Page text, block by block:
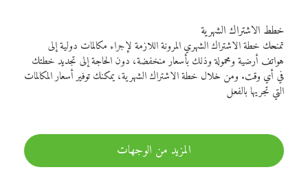
خطط الاشتراك الشهرية
تمنحك خطة الاشتراك الشهري المرونة اللازمة لإجراء مكالمات دولية إلى
هواتف أرضية ومحمولة وذلك بأسعار منخفضة، دون الحاجة إلى تجديد خطتك
في أي وقت. ومن خلال خطة الاشتراك الشهرية، يمكنك توفير أسعار المكالمات
التي تجريها بالفعل
المزيد من الوجهات